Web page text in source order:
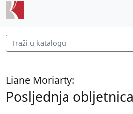
Liane Moriarty:
Posljednja obljetnica